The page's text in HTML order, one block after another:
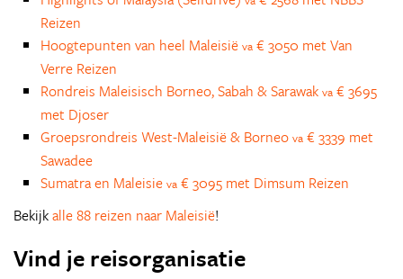
Reizen
Hoogtepunten van heel Maleisië va € 3050 met Van
Verre Reizen
Rondreis Maleisisch Borneo, Sabah & Sarawak va € 3695
met Djoser
Groepsrondreis West-Maleisië & Borneo va € 3339 met
Sawadee
Sumatra en Maleisie va € 3095 met Dimsum Reizen
Bekijkalle 88 reizen naar Maleisië!
Vind je reisorganisatie